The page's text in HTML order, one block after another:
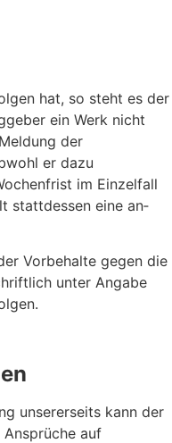
hat, so steht es der
ein Werk nicht
der
er dazu
im Einzelfall
stattdessen eine an­
Vorbehalte gegen die
unter Angabe
unsererseits kann der
auf